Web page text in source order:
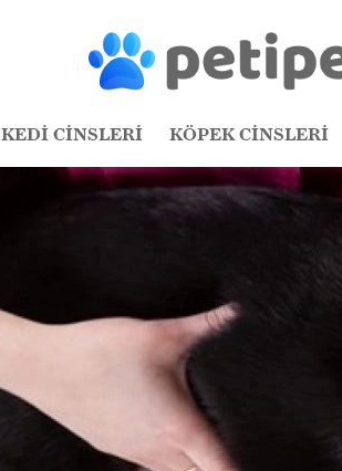
KEDİ CİNSLERİ KÖPEK CİNSLERİ